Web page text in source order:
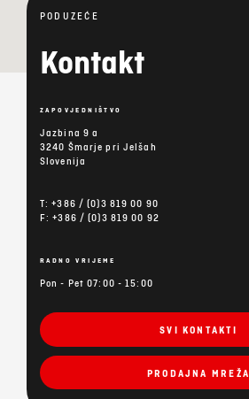
PODUZEĆE
Kontakt
ZAPOVJEDNIŠTVO
Jazbina 9 a
3240 Šmarje pri Jelšah
Slovenija
T: +386 / (0)3 819 00 90
F: +386 / (0)3 819 00 92
RADNO VRIJEME
Pon - Pet 07:00 - 15:00
SVI KONTAKTI
PRODAJNA MREŽA